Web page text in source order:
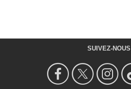
SUIVEZ-NOUS